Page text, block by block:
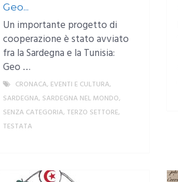
Geo...
Un importante progetto di
cooperazione è stato avviato
fra la Sardegna e la Tunisia:
Geo …
CRONACA, EVENTI E CULTURA,
SARDEGNA, SARDEGNA NEL MONDO,
SENZA CATEGORIA, TERZO SETTORE,
TESTATA